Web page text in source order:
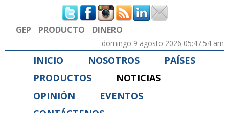
Formulario de búsqueda
GEP PRODUCTO DINERO
domingo 9 agosto 2026 05:47:54 am
INICIO NOSOTROS
PAÍSES
PRODUCTOS
NOTICIAS
OPINIÓN
EVENTOS